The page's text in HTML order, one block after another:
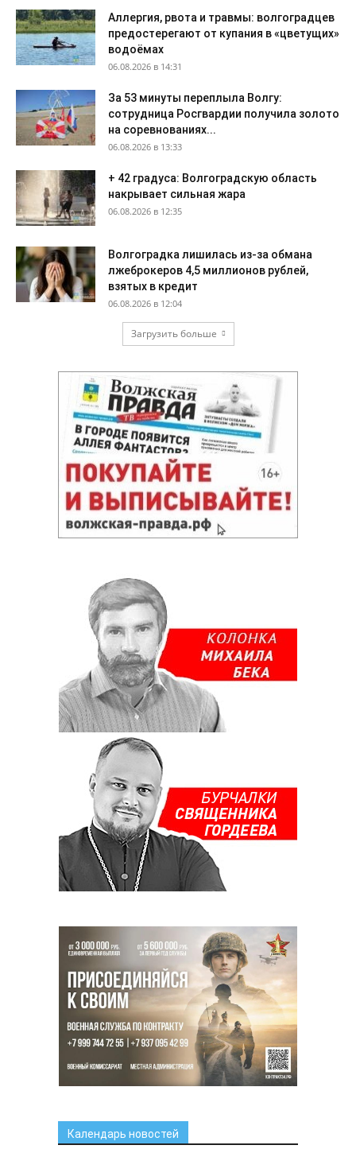
Аллергия, рвота и травмы: волгоградцев
предостерегают от купания в «цветущих»
водоёмах
06.08.2026 в 14:31
За 53 минуты переплыла Волгу:
сотрудница Росгвардии получила золото
на соревнованиях...
06.08.2026 в 13:33
+ 42 градуса: Волгоградскую область
накрывает сильная жара
06.08.2026 в 12:35
Волгоградка лишилась из-за обмана
лжеброкеров 4,5 миллионов рублей,
взятых в кредит
06.08.2026 в 12:04
Загрузить больше
Календарь новостей